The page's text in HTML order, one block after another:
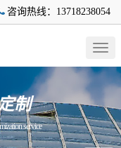
咨询热线：13718238054
制
service